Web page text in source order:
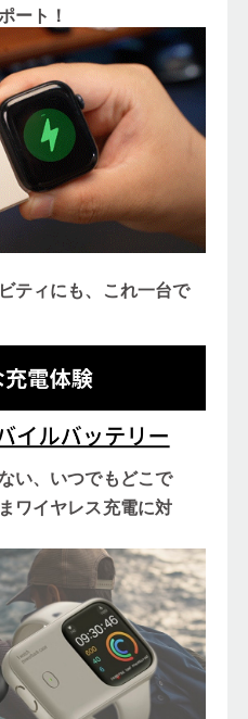
ート！
ティにも、これ一台で
い、いつでもどこで
ワイヤレス充電に対